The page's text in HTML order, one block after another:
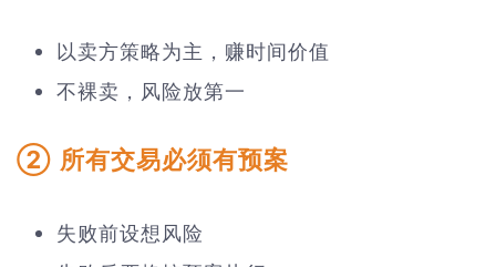
以卖方策略为主，赚时间价值
不裸卖，风险放第一
② 所有交易必须有预案
失败前设想风险